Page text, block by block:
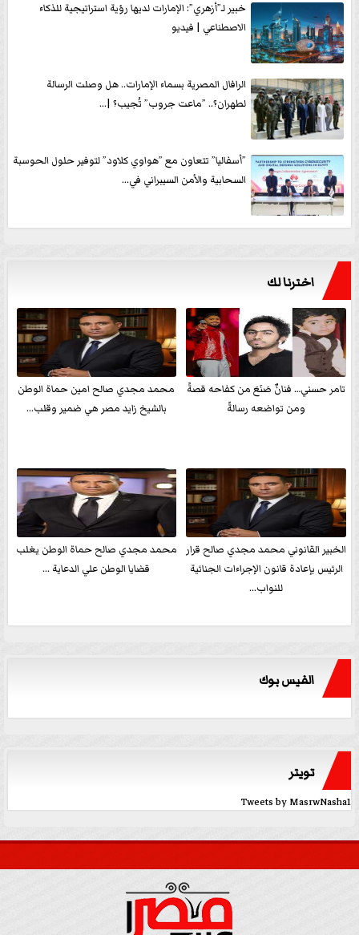
خبير لـ”أزهري”: الإمارات لديها رؤية استراتيجية للذكاء
الاصطناعي | فيديو
الرافال المصرية بسماء الإمارات.. هل وصلت الرسالة
لطهران؟.. ”ماعت جروب” تُجيب؟ |...
”أسفاليا” تتعاون مع ”هواوي كلاود” لتوفير حلول الحوسبة
السحابية والأمن السيبراني في...
اخترنا لك
تامر حسني… فنانٌ صَنَعَ من كفاحه قصةً
ومن تواضعه رسالةً
محمد مجدي صالح امين حماة الوطن
بالشيخ زايد مصر هي ضمير وقلب...
الخبير القانوني محمد مجدي صالح قرار
الرئيس بإعادة قانون الإجراءات الجنائية
للنواب...
محمد مجدي صالح حماة الوطن يغلب
قضايا الوطن علي الدعاية ...
الفيس بوك
تويتر
Tweets by MasrwNasha1